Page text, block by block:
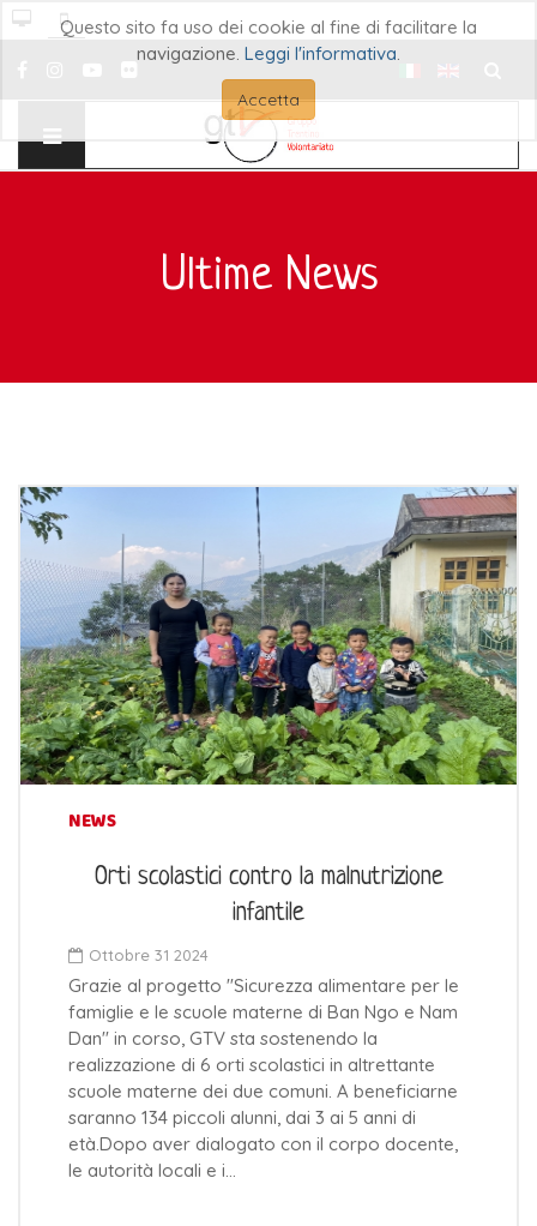
Questo sito fa uso dei cookie al fine di facilitare la
navigazione. Leggi l'informativa.
Accetta
Ultime News
NEWS
Orti scolastici contro la malnutrizione
infantile
Ottobre 31 2024
Grazie al progetto "Sicurezza alimentare per le
famiglie e le scuole materne di Ban Ngo e Nam
Dan" in corso, GTV sta sostenendo la
realizzazione di 6 orti scolastici in altrettante
scuole materne dei due comuni. A beneficiarne
saranno 134 piccoli alunni, dai 3 ai 5 anni di
età.Dopo aver dialogato con il corpo docente,
le autorità locali e i…